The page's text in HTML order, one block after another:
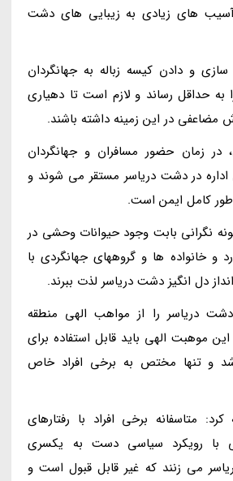
های زیادی به زیبایی های دشت
و دادن کیسه زباله به جهانگردان
حداقل رساند و لازم است تا دهیاری
مضاعفی در این زمینه داشته باشند.
در زمان حضور مسافران و جهانگردان
در دشت دریاسر مستقر می شوند و
کامل ایمن است.
نگرانی بابت وجود حیوانات وحشی در
و خانواده ها و گروههای جهانگردی با
دل انگیز دشت دریاسر لذت ببرند.
دشت دریاسر را از مواهب الهی منطقه
موهبت الهی باید قابل استفاده برای
و تنها مختص به برخی افراد خاص
متاسفانه برخی افراد با رفتارهای
با رویکرد سیاسی دست به یکسری
می زنند که غیر قابل قبول است و